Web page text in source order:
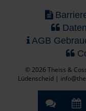
AGB
© 2026 Theiss &
Lüdenscheid |